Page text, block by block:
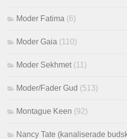
Moder Fatima (6)
Moder Gaia (110)
Moder Sekhmet (11)
Moder/Fader Gud (513)
Montague Keen (92)
Nancy Tate (kanaliserade